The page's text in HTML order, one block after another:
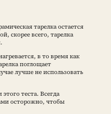
тарелка остается
скорее всего, тарелка
в то время как
поглощает
лучше не использовать
теста. Всегда
осторожно, чтобы